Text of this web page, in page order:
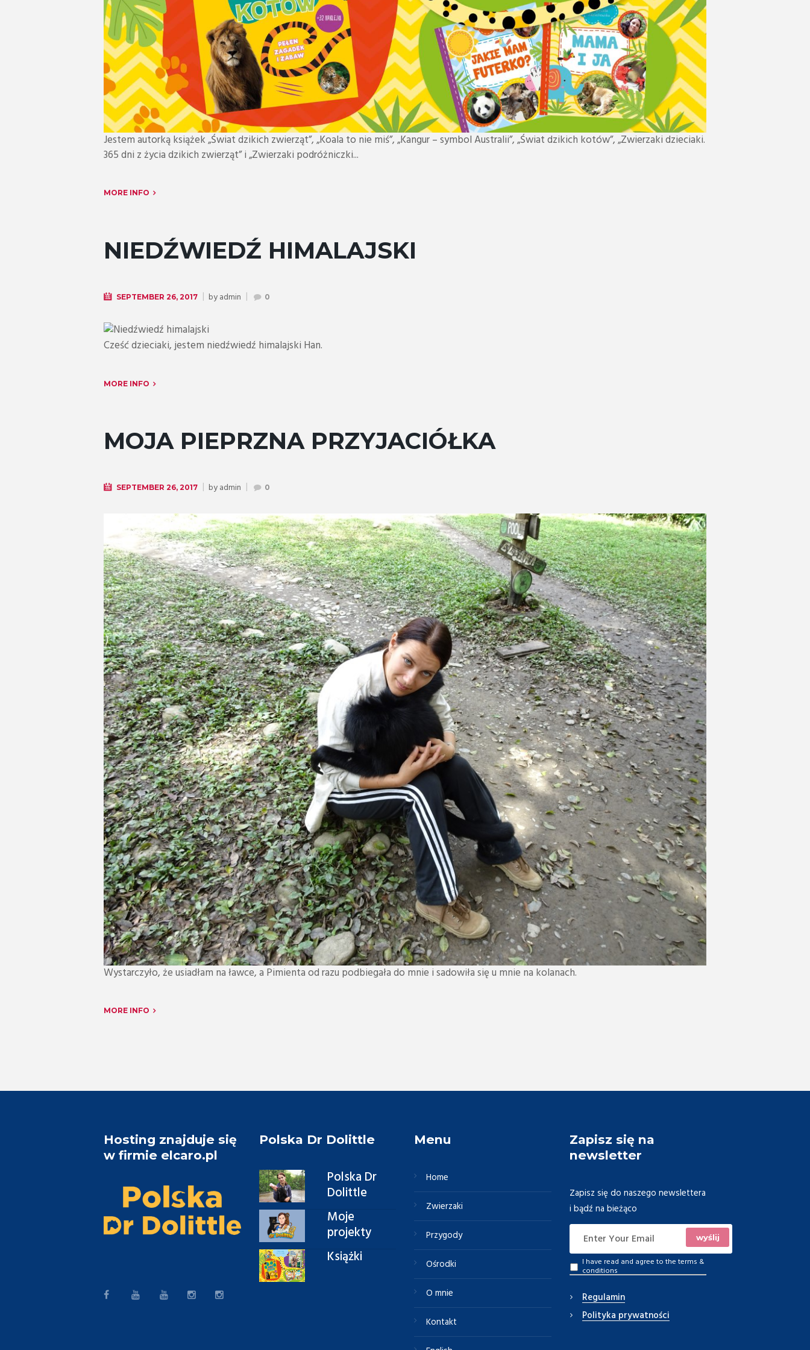
Jestem autorką książek „Świat dzikich zwierząt”, „Koala to nie miś”, „Kangur – symbol Australii”, „Świat dzikich kotów”, „Zwierzaki dzieciaki.
365 dni z życia dzikich zwierząt” i „Zwierzaki podróżniczki...
MORE INFO
NIEDŹWIEDŹ HIMALAJSKI
SEPTEMBER 26, 2017 byadmin 0
Cześć dzieciaki, jestem niedźwiedź himalajski Han.
MORE INFO
MOJA PIEPRZNA PRZYJACIÓŁKA
SEPTEMBER 26, 2017 byadmin 0
Wystarczyło, że usiadłam na ławce, a Pimienta od razu podbiegała do mnie i sadowiła się u mnie na kolanach.
MORE INFO
Hosting znajduje się
w firmie elcaro.pl
Polska Dr Dolittle
Polska Dr
Dolittle
Moje
projekty
Książki
Menu
Home
Zwierzaki
Przygody
Ośrodki
O mnie
Kontakt
Zapisz się na
newsletter
Zapisz się do naszego newslettera
i bądź na bieżąco
I have read and agree to theterms &
conditions
Regulamin
Polityka prywatności